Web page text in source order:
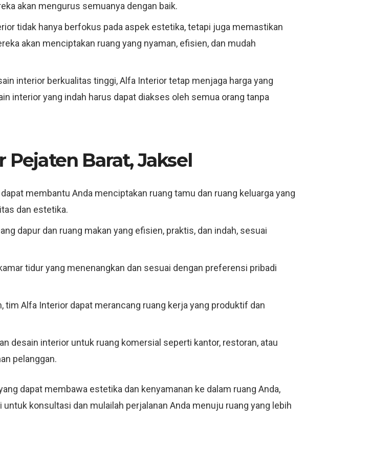
akan mengurus semuanya dengan baik.
tidak hanya berfokus pada aspek estetika, tetapi juga memastikan
akan menciptakan ruang yang nyaman, efisien, dan mudah
interior berkualitas tinggi, Alfa Interior tetap menjaga harga yang
interior yang indah harus dapat diakses oleh semua orang tanpa
Pejaten Barat, Jaksel
membantu Anda menciptakan ruang tamu dan ruang keluarga yang
dan estetika.
dapur dan ruang makan yang efisien, praktis, dan indah, sesuai
tidur yang menenangkan dan sesuai dengan preferensi pribadi
tim Alfa Interior dapat merancang ruang kerja yang produktif dan
desain interior untuk ruang komersial seperti kantor, restoran, atau
pelanggan.
dapat membawa estetika dan kenyamanan ke dalam ruang Anda,
konsultasi dan mulailah perjalanan Anda menuju ruang yang lebih